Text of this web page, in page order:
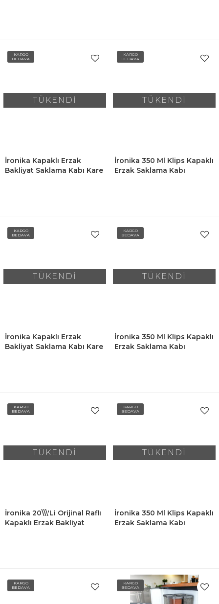
KARGO
BEDAVA
TÜKENDİ
İronika Kapaklı Erzak
Bakliyat Saklama Kabı Kare
KARGO
BEDAVA
TÜKENDİ
İronika 350 Ml Klips Kapaklı
Erzak Saklama Kabı
KARGO
BEDAVA
TÜKENDİ
İronika Kapaklı Erzak
Bakliyat Saklama Kabı Kare
KARGO
BEDAVA
TÜKENDİ
İronika 350 Ml Klips Kapaklı
Erzak Saklama Kabı
KARGO
BEDAVA
TÜKENDİ
İronika 20\\\'li Orijinal Raflı
Kapaklı Erzak Bakliyat
KARGO
BEDAVA
TÜKENDİ
İronika 350 Ml Klips Kapaklı
Erzak Saklama Kabı
KARGO
BEDAVA
KARGO
BEDAVA